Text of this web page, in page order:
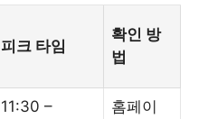
피크 타임
확인 방
법
11:30 –
홈페이